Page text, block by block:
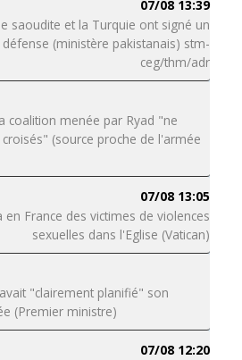
07/08 13:39
saoudite et la Turquie ont signé un
défense (ministère pakistanais) stm-
ceg/thm/adr
coalition menée par Ryad "ne
(source proche de l'armée
07/08 13:05
en France des victimes de violences
sexuelles dans l'Eglise (Vatican)
"clairement planifié" son
(Premier ministre)
07/08 12:20